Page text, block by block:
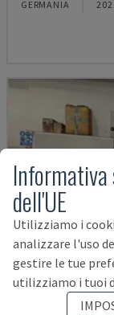
GERMANIA
dell'UE
Utilizziamo i
analizzare l'uso
gestire le tue
utilizziamo i tuoi